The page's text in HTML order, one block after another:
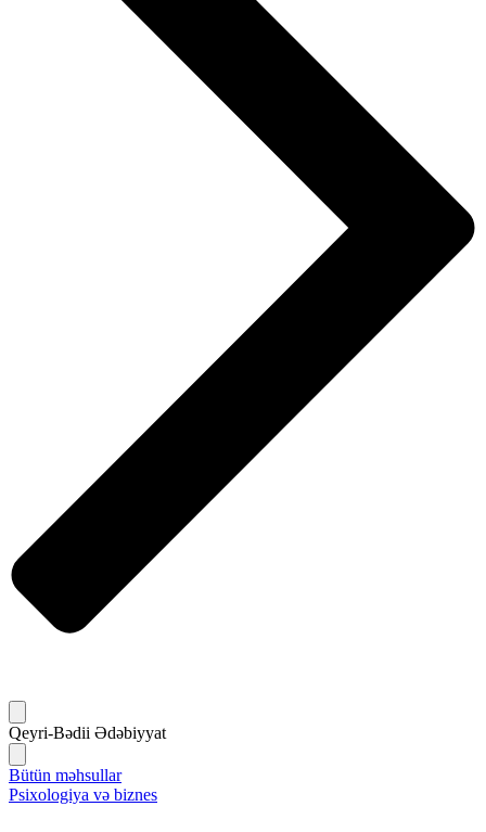
Qeyri-Bədii Ədəbiyyat
Bütün məhsullar
Psixologiya və biznes